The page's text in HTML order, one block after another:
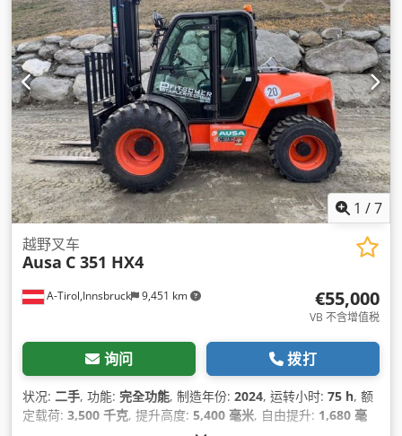
1 /7
A-Tirol,Innsbruck 9,451 km
越野叉车
Ausa C 351 HX4
€55,000
VB 不含增值税
询问 拨打
状况: 二手, 功能: 完全功能, 制造年份: 2024, 运转小时: 75 h, 额
定载荷: 3,500 千克, 提升高度: 5,400 毫米, 自由提升: 1,680 毫